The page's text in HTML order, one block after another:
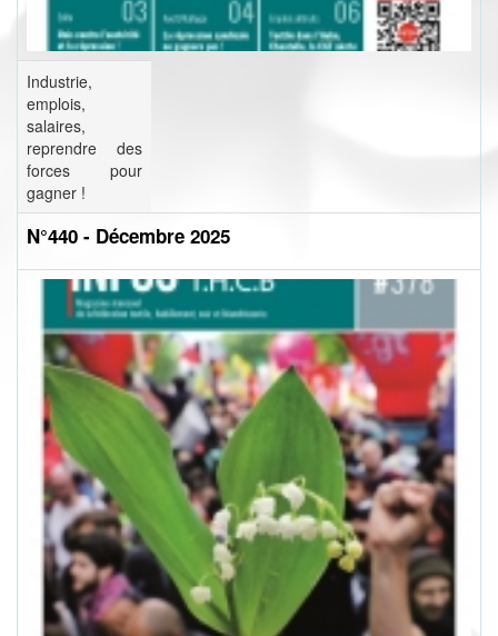
Industrie,
emplois,
salaires,
reprendre des
forces pour
gagner !
N°440 - Décembre 2025